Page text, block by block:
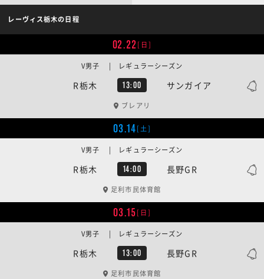
レーヴィス栃木の日程
02.22[日]
R栃木 13:00 サンガイア
V男子 | レギュラーシーズン
ブレアリ
03.14[土]
R栃木 14:00 長野GR
V男子 | レギュラーシーズン
足利市民体育館
03.15[日]
R栃木 13:00 長野GR
V男子 | レギュラーシーズン
足利市民体育館